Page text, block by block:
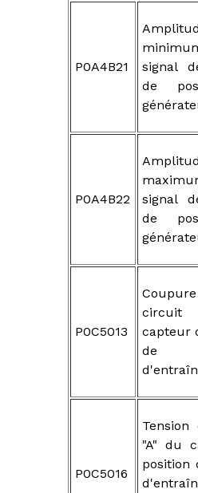
P0A4B21
signal
de
P0A4B22
signal
de
P0C5013
capteur
de
P0C5016
"A" du
position